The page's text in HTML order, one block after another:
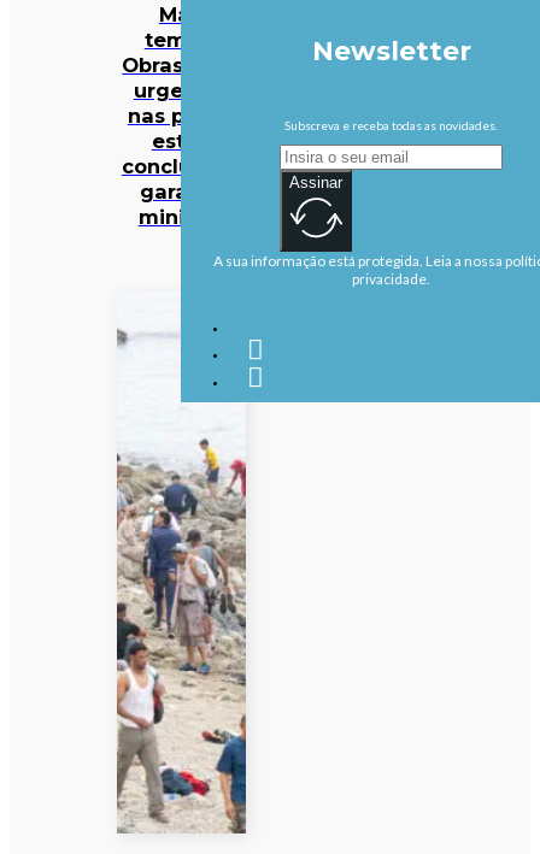
Mau
tempo:
Obras mais
urgentes
nas praias
estão
concluídas,
garante
ministra
Newsletter
Subscreva e receba todas as novidades.
Assinar
A sua informação está protegida. Leia a nossa
privacidade.